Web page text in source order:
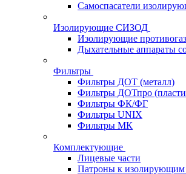
Самоспасатели
Изолирующие СИЗОД
Изолирующие
Дыхательные аппараты
Фильтры
Фильтры ДОТ (металл)
Фильтры ДОТпро
Фильтры ФК/ФГ
Фильтры UNIX
Фильтры МК
Комплектующие
Лицевые части
Патроны к изолирующим